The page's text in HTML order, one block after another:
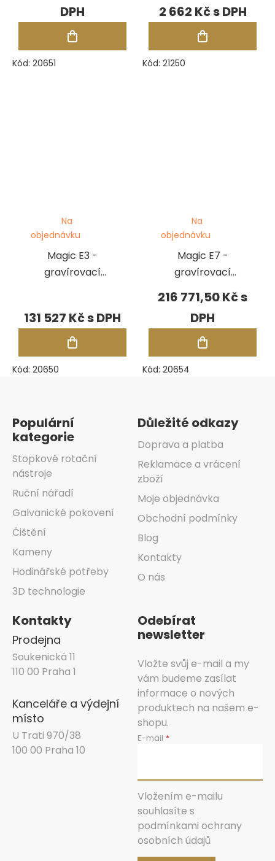
Kód: 20651
Presidium
2 662 Kč
Kód: 21250
Magic E3 -
gravírovací
Na
objednávku
131 527 Kč
Kód: 20650
Magic E7 -
gravírovací
Na
objednávku
216 771,50 Kč
Kód: 20654
Populární
kategorie
Stopkové rotační
nástroje
Ruční nářadí
Galvanické pokovení
Čištění
Kameny
Hodinářské potřeby
3D technologie
Důležité odkazy
Doprava a platba
Reklamace a vrácení
zboží
Moje objednávka
Obchodní podmínky
Blog
Kontakty
O nás
Kontakty
Prodejna
Soukenická 11
110 00 Praha 1
Kanceláře a výdejní
místo
U Trati 970/38
100 00 Praha 10
Odebírat
newsletter
Vložte svůj e-mail a my
vám budeme zasílat
informace o nových
produktech na našem e-
shopu.
E-mail
Vložením e-mailu
souhlasíte s
podmínkami ochrany
osobních údajů